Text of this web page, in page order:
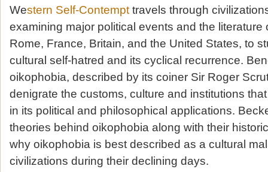
Western Self-Contempt travels through
examining major political events and the literature
Rome, France, Britain, and the United States, to
cultural self-hatred and its cyclical recurrence.
oikophobia, described by its coiner Sir Roger
denigrate the customs, culture and institutions that
in its political and philosophical applications.
theories behind oikophobia along with their
why oikophobia is best described as a cultural
civilizations during their declining days.